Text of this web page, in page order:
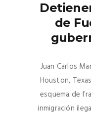
de
Juan Carlos
Houston,
esquema de
inmigración